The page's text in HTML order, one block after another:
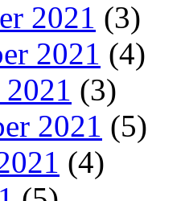
2021 (3)
2021 (4)
(3)
2021 (5)
(4)